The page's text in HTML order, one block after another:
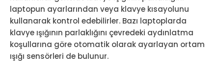
laptopun ayarlarından veya klavye kısayolunu
kullanarak kontrol edebilirler. Bazı laptoplarda
klavye ışığının parlaklığını çevredeki aydınlatma
koşullarına göre otomatik olarak ayarlayan ortam
ışığı sensörleri de bulunur.